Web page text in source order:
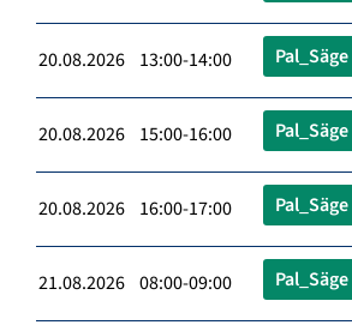
20.08.2026 13:00-14:00 Pal_Säge
20.08.2026 15:00-16:00 Pal_Säge
20.08.2026 16:00-17:00 Pal_Säge
21.08.2026 08:00-09:00 Pal_Säge